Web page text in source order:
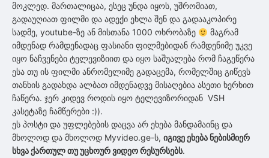
მოკლედ. მართალიცაა, ესეც უნდა იყოს, უშრომიათ,
გადაუღიათ ფილმი და ადექი ეხლა შენ და გადააკოპირე
სადმე, youtube-ზე ან მისთანა 1000 ოხრობაზე
მაგრამ
იმდენად რამდენადაც ფასიანი ფილმებიდან რამდენიმე უკვე
იყო ნაჩვენები ტელევიზიით და იყო საშუალება რომ ჩაგეწერა
ესა თუ ის ფილმი ანრომელიმე გადაცემა, რომელშიც გიწევს
თანხის გადახდა ალბათ იმდენადვე მისაღებია ასეთი ხერხით
ჩაწერა. ჯერ კიდევ როდის იყო ტელევიზორიდან VSH
კასეტაზე ჩამწერები :)).
ეს პოსტი და უფლებების დაცვა არ ეხება მანდამაინც და
მხოლოდ და მხოლოდ Myvideo.ge-ს, იგივე ეხება ნებისმიერ
სხვა ქართულ თუ უცხოურ ვიდეო რესურსებს.